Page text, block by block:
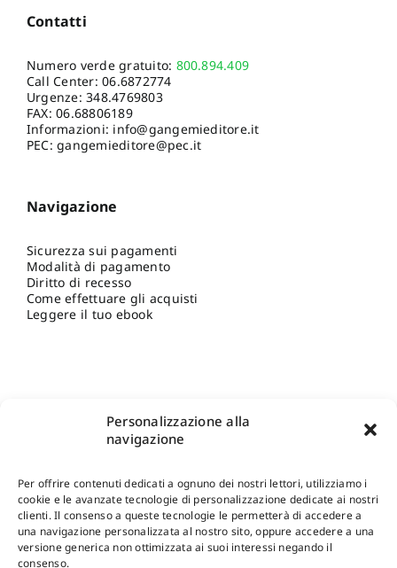
Personalizzazione alla
navigazione
Per offrire contenuti dedicati a ognuno dei nostri lettori, utilizziamo i
cookie e le avanzate tecnologie di personalizzazione dedicate ai nostri
clienti. Il consenso a queste tecnologie le permetterà di accedere a
una navigazione personalizzata al nostro sito, oppure accedere a una
versione generica non ottimizzata ai suoi interessi negando il
consenso.
Contatti
Numero verde gratuito: 800.894.409
Call Center:06.6872774
Urgenze:348.4769803
FAX: 06.68806189
Informazioni: info@gangemieditore.it
PEC: gangemieditore@pec.it
Navigazione
Sicurezza sui pagamenti
Modalità di pagamento
Diritto di recesso
Come effettuare gli acquisti
Leggere il tuo ebook
Shop Gangemi Editore-Pagamenti Sicuri e anche Rateali